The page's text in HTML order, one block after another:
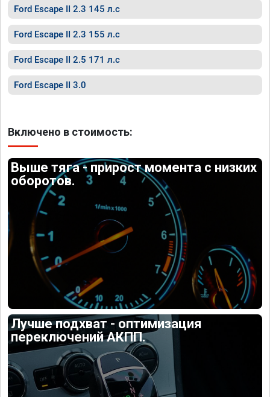
Ford Escape II 2.3 145 л.с
Ford Escape II 2.3 155 л.с
Ford Escape II 2.5 171 л.с
Ford Escape II 3.0
Включено в стоимость:
Выше тяга - прирост момента с низких
оборотов.
Лучше подхват - оптимизация
переключений АКПП.